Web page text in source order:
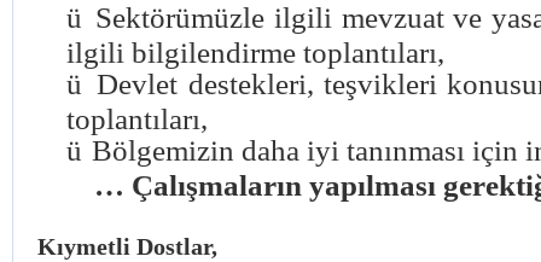
ü Sektörümüzle ilgili mevzuat ve
ilgili bilgilendirme toplantıları,
ü Devlet destekleri, teşvikleri
toplantıları,
ü Bölgemizin daha iyi tanınması için
… Çalışmaların yapılması
Kıymetli Dostlar,